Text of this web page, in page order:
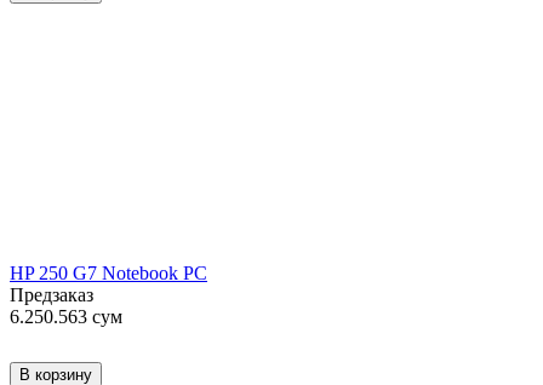
HP 250 G7 Notebook PC
Предзаказ
6.250.563 сум
В корзину